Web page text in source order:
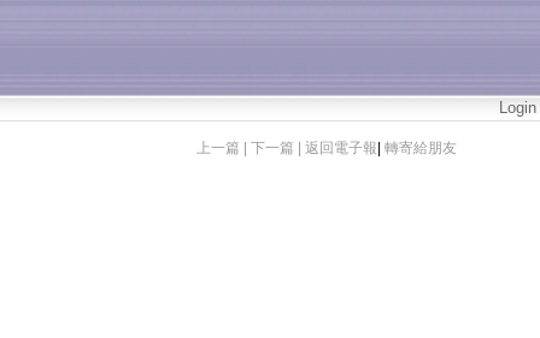
Login
上一篇 | 下一篇 | 返回電子報 轉寄給朋友